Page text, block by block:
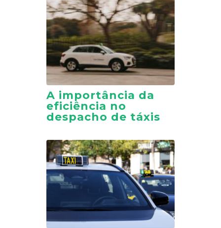
A importância da
eficiência no
despacho de táxis